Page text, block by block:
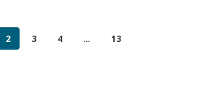
2 3 4 …
13